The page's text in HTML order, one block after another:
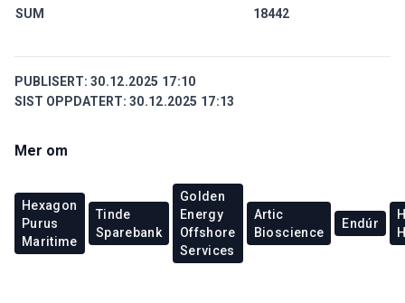
SUM 18442
PUBLISERT: 30.12.2025 17:10
SIST OPPDATERT: 30.12.2025 17:13
Mer om
Hexagon
Purus
Maritime
Tinde
Sparebank
Golden
Energy
Offshore
Services
Artic
Bioscience
Endúr